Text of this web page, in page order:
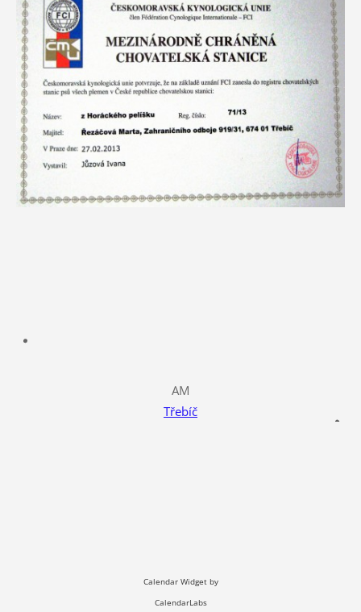
AM
Třebíč
Calendar Widget by
CalendarLabs